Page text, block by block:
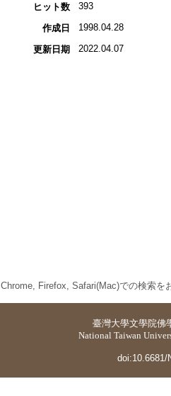
ヒット数 393
作成日 1998.04.28
更新日期 2022.04.07
Chrome, Firefox, Safari(Mac)での検索を
臺灣大學文學院佛
National Taiwan
doi:10.6681/